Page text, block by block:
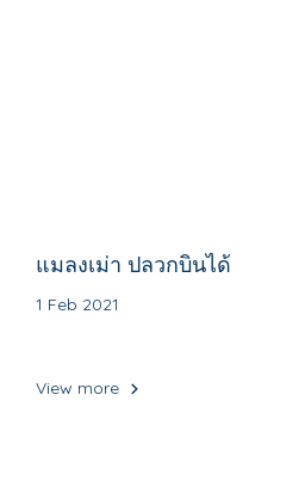
แมลงเม่า ปลวกบินได้
1 Feb 2021
View more